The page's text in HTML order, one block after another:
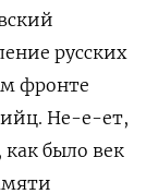
русских
фронте
Не-е-ет,
как было век